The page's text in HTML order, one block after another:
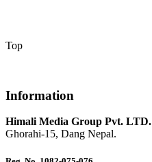
Top
Information
Himali Media Group Pvt. LTD.
Ghorahi-15, Dang Nepal.